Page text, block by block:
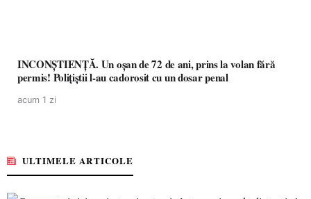
INCONȘTIENȚĂ. Un oșan de 72 de ani, prins la volan fără
permis! Polițiștii l-au cadorosit cu un dosar penal
acum 1 zi
ULTIMELE ARTICOLE